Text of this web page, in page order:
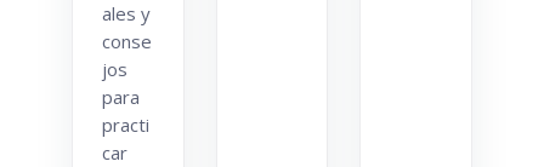
ales y
conse
jos
para
practi
car